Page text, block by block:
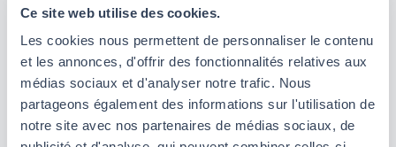
Ce site web utilise des cookies.
Les cookies nous permettent de personnaliser le contenu
et les annonces, d'offrir des fonctionnalités relatives aux
médias sociaux et d'analyser notre trafic. Nous
partageons également des informations sur l'utilisation de
notre site avec nos partenaires de médias sociaux, de
de ces professionnels convergent sur de nombreux
points et leurs missions se révèlent souvent
complémentaires, le Business Analyst tirant profit
du travail du Data Analyst. La différence principale
entre ces deux métiers réside dans la vision plus
orientée produit du Business Analyst, généralement
intégré aux équipes métiers de l’entreprise ou même